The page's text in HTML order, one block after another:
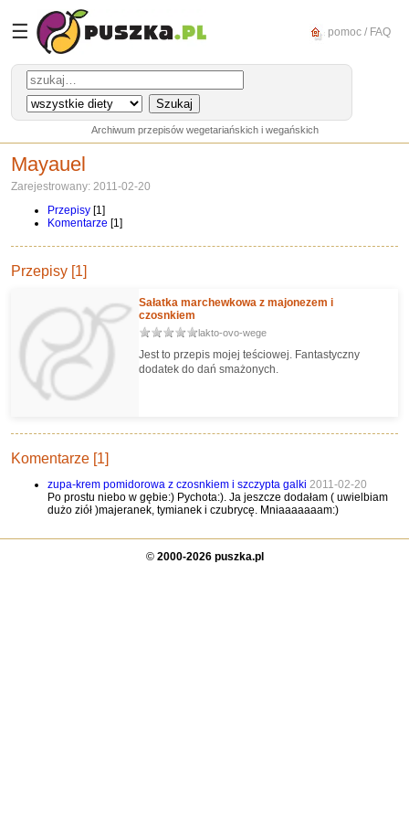
☰ pomoc / FAQ
Archiwum przepisów wegetariańskich i wegańskich
Mayauel
Zarejestrowany: 2011-02-20
Przepisy [1]
Komentarze [1]
Przepisy [1]
Sałatka marchewkowa z majonezem i
czosnkiem
lakto-ovo-wege
Jest to przepis mojej teściowej. Fantastyczny
dodatek do dań smażonych.
Komentarze [1]
zupa-krem pomidorowa z czosnkiem i szczypta galki 2011-02-20
Po prostu niebo w gębie:) Pychota:). Ja jeszcze dodałam ( uwielbiam
dużo ziół )majeranek, tymianek i czubrycę. Mniaaaaaaam:)
© 2000-2026 puszka.pl